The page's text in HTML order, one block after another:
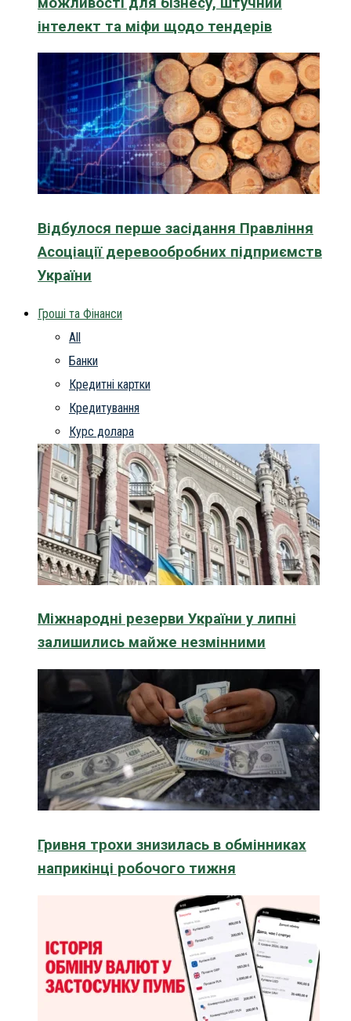
інтелект та міфи щодо тендерів
Відбулося перше засідання Правління
Асоціації деревообробних підприємств
України
Гроші та Фінанси
All
Банки
Кредитні картки
Кредитування
Курс долара
Міжнародні резерви України у липні
залишились майже незмінними
Гривня трохи знизилась в обмінниках
наприкінці робочого тижня